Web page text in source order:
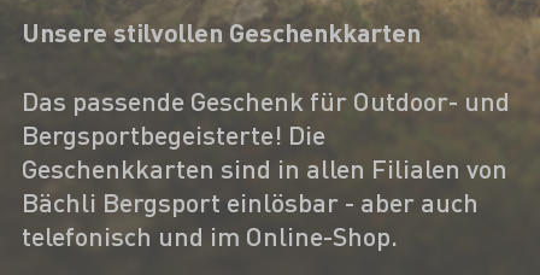
Unsere stilvollen Geschenkkarten
Das passende Geschenk für Outdoor- und
Bergsportbegeisterte! Die
Geschenkkarten sind in allen Filialen von
Bächli Bergsport einlösbar - aber auch
telefonisch und im Online-Shop.